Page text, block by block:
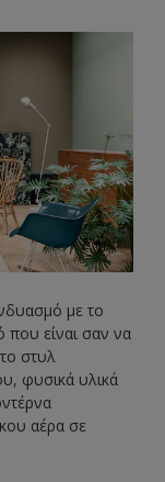
με το
που είναι σαν να
στυλ
φυσικά υλικά
αέρα σε